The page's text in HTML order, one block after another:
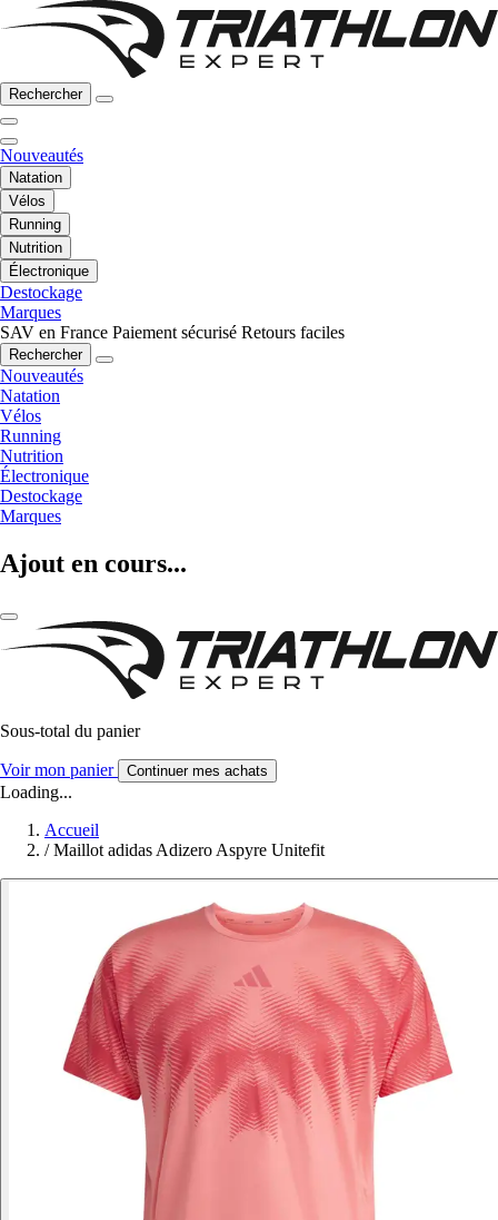
Rechercher
Nouveautés
Natation
Vélos
Running
Nutrition
Électronique
Destockage
Marques
SAV en France Paiement sécurisé Retours faciles
Rechercher
Nouveautés
Natation
Vélos
Running
Nutrition
Électronique
Destockage
Marques
Ajout en cours...
Sous-total du panier
Voir mon panier Continuer mes achats
Loading...
Accueil
/ Maillot adidas Adizero Aspyre Unitefit